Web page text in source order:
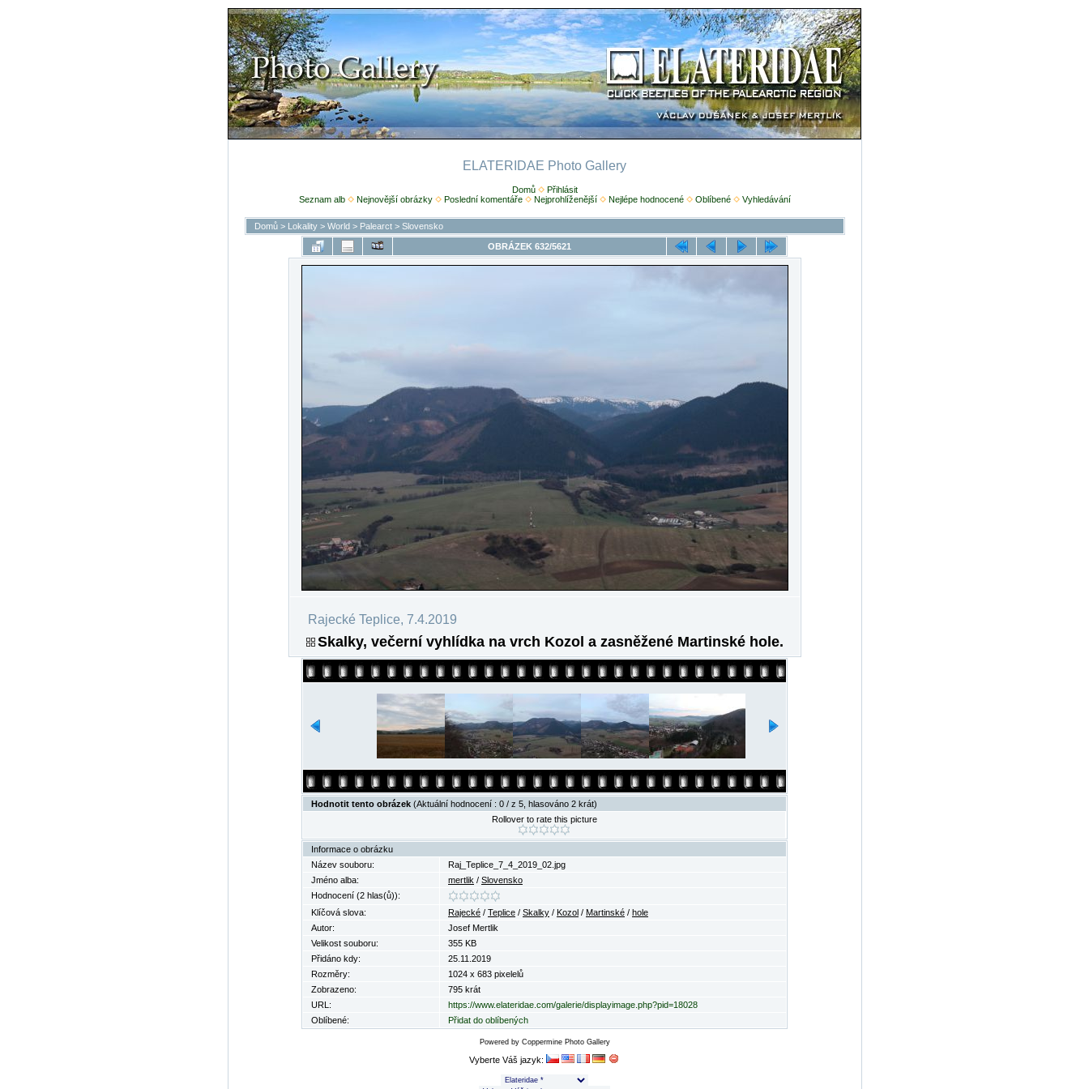
ELATERIDAE Photo Gallery
Domů
Přihlásit
Seznam alb
Nejnovější obrázky Poslední komentáře Nejprohlíženější Nejlépe hodnocené Oblíbené Vyhledávání
Domů> Lokality> World> Palearct> Slovensko
OBRÁZEK 632/5621
Rajecké Teplice, 7.4.2019
Skalky, večerní vyhlídka na vrch Kozol a zasněžené Martinské hole.
Hodnotit tento obrázek (Aktuální hodnocení : 0 / z 5, hlasováno 2 krát)
Rollover to rate this picture
Informace o obrázku
Název souboru:
Raj_Teplice_7_4_2019_02.jpg
Jméno alba:
mertlik / Slovensko
Hodnocení (2 hlas(ů)):
Klíčová slova:
Rajecké / Teplice / Skalky / Kozol / Martinské / hole
Autor:
Josef Mertlik
Velikost souboru:
355 KB
Přidáno kdy:
25.11.2019
Rozměry:
1024 x 683 pixelelů
Zobrazeno:
795 krát
URL:
https://www.elateridae.com/galerie/displayimage.php?pid=18028
Oblíbené:
Přidat do oblíbených
Powered by Coppermine Photo Gallery
Vyberte Váš jazyk: